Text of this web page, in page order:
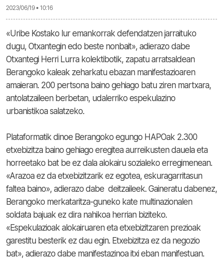
2023/06/19 • 10:16
«Uribe Kostako lur emankorrak defendatzen jarraituko
dugu, Otxantegin edo beste nonbait», adierazo dabe
Otxantegi Herri Lurra kolektibotik, zapatu arratsaldean
Berangoko kaleak zeharkatu ebazan manifestazioaren
amaieran. 200 pertsona baino gehiago batu ziren martxara,
antolatzaileen berbetan, udalerriko espekulazino
urbanistikoa salatzeko.
Plataformatik dinoe Berangoko egungo HAPOak 2.300
etxebizitza baino gehiago eregitea aurreikusten dauela eta
horreetako bat be ez dala alokairu sozialeko erregimenean.
«Arazoa ez da etxebizitzarik ez egotea, eskuragarritasun
faltea baino», adierazo dabe deitzaileek. Gaineratu dabenez,
Berangoko merkataritza-guneko kate multinazionalen
soldata bajuak ez dira nahikoa herrian biziteko.
«Espekulazioak alokairuaren eta etxebizitzaren prezioak
garestitu besterik ez dau egin. Etxebizitza ez da negozio
bat», adierazo dabe manifestazinoa itxi eban manifestuan.